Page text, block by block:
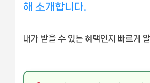
해 소개합니다.
내가 받을 수 있는 혜택인지 빠르게